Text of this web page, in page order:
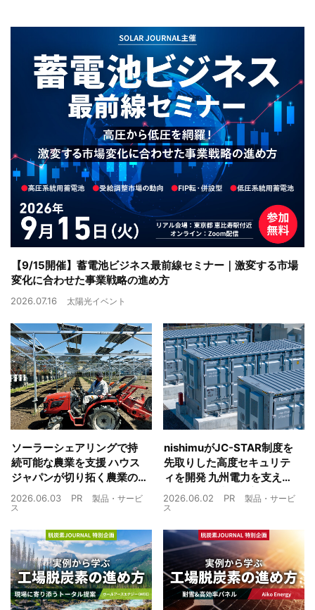
【9/15開催】蓄電池ビジネス最前線セミナー｜激変する市場
変化に合わせた事業戦略の進め方
2026.07.16 太陽光イベント
ソーラーシェアリングで持
続可能な農業を支援 ハウス
ジャパンが切り拓く農業の
未来
2026.06.03 PR
製品・サービ
ス
nishimuがJC-STAR制度を
先取りした高度セキュリテ
ィを開発 九州電力を支えた
制御技術を蓄電池市場へ
2026.06.02 PR
製品・サービ
ス